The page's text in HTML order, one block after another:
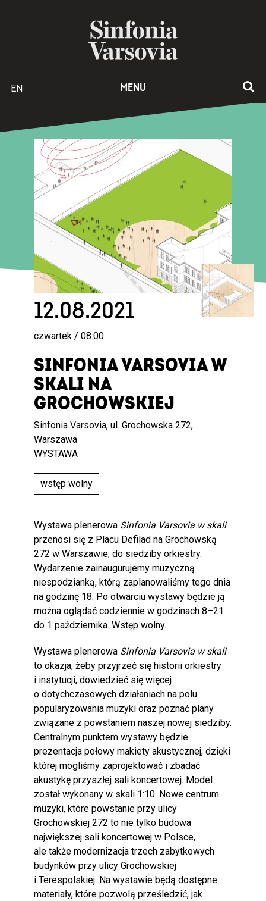
MENU
EN
12.08.2021
czwartek / 08:00
SINFONIA VARSOVIA W
SKALI NA
GROCHOWSKIEJ
Sinfonia Varsovia, ul. Grochowska 272,
Warszawa
WYSTAWA
wstęp wolny
Wystawa plenerowa Sinfonia Varsovia w skali
przenosi się z Placu Defilad na Grochowską
272 w Warszawie, do siedziby orkiestry.
Wydarzenie zainaugurujemy muzyczną
niespodzianką, którą zaplanowaliśmy tego dnia
na godzinę 18. Po otwarciu wystawy będzie ją
można oglądać codziennie w godzinach 8–21
do 1 października. Wstęp wolny.
Wystawa plenerowa Sinfonia Varsovia w skali
to okazja, żeby przyjrzeć się historii orkiestry
i instytucji, dowiedzieć się więcej
o dotychczasowych działaniach na polu
popularyzowania muzyki oraz poznać plany
związane z powstaniem naszej nowej siedziby.
Centralnym punktem wystawy będzie
prezentacja połowy makiety akustycznej, dzięki
której mogliśmy zaprojektować i zbadać
akustykę przyszłej sali koncertowej. Model
został wykonany w skali 1:10. Nowe centrum
muzyki, które powstanie przy ulicy
Grochowskiej 272 to nie tylko budowa
największej sali koncertowej w Polsce,
ale także modernizacja trzech zabytkowych
budynków przy ulicy Grochowskiej
i Terespolskiej. Na wystawie będą dostępne
materiały, które pozwolą prześledzić, jak